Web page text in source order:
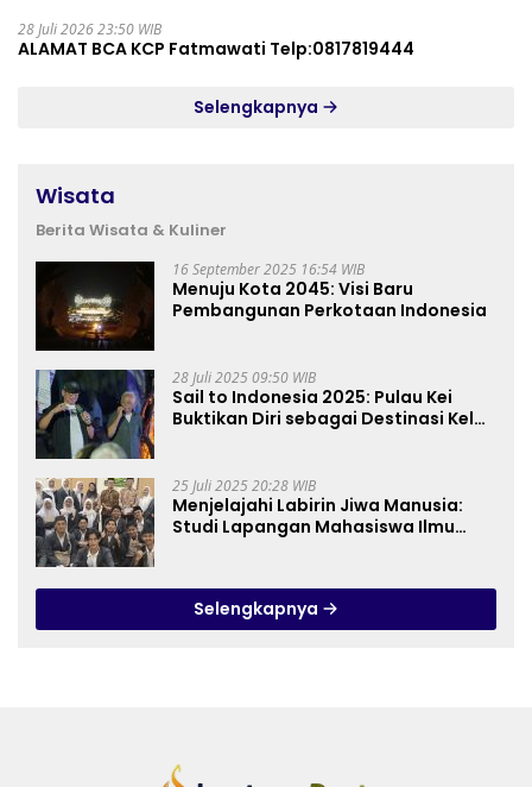
28 Juli 2026 23:50 WIB
ALAMAT BCA KCP Fatmawati Telp:0817819444
Selengkapnya
Wisata
Berita Wisata & Kuliner
16 September 2025 16:54 WIB
Menuju Kota 2045: Visi Baru
Pembangunan Perkotaan Indonesia
28 Juli 2025 09:50 WIB
Sail to Indonesia 2025: Pulau Kei
Buktikan Diri sebagai Destinasi Kelas
25 Juli 2025 20:28 WIB
Menjelajahi Labirin Jiwa Manusia:
Studi Lapangan Mahasiswa Ilmu
Selengkapnya